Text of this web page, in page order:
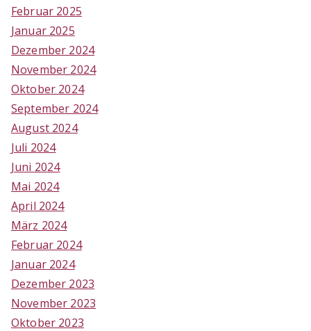
Februar 2025
Januar 2025
Dezember 2024
November 2024
Oktober 2024
September 2024
August 2024
Juli 2024
Juni 2024
Mai 2024
April 2024
März 2024
Februar 2024
Januar 2024
Dezember 2023
November 2023
Oktober 2023